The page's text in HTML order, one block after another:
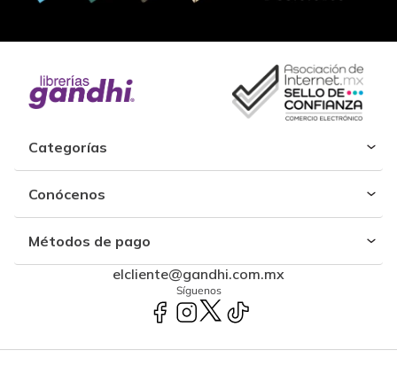
Categorías
Conócenos
Métodos de pago
elcliente@gandhi.com.mx
Síguenos